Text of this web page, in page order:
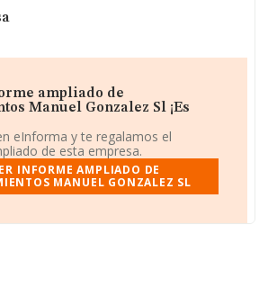
ampliado de
Manuel Gonzalez Sl ¡Es
eInforma y te regalamos el
de esta empresa.
INFORME AMPLIADO DE
MANUEL GONZALEZ SL